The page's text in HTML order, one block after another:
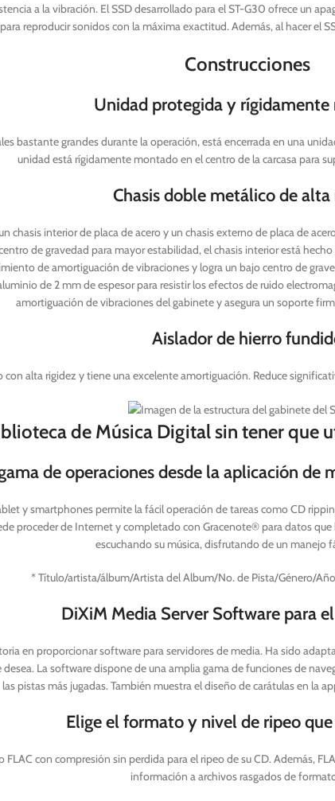
a la vibración. El SSD desarrollado para el ST-G30 ofrece un
reproducir sonidos con la máxima exactitud. Además, al hacer el
Construcciones
Unidad protegida y
bastante grandes durante la operación, está encerrada en una
unidad está rígidamente montado en el centro de la carcasa para
Chasis doble metálico de alta
chasis interior de placa de acero y un chasis externo de placa de
de gravedad para mayor estabilidad, el chasis interior está
de amortiguación de vibraciones y logra un bajo centro de
de 2 mm de espesor para resistir los efectos de ruido
amortiguación de vibraciones del gabinete y asegura un soporte
Aislador de hierro
alta rigidez y tiene una excelente amortiguación. Reduce
de Música Digital sin tener que
de operaciones desde la aplicación de
y smartphones permite la fácil operación de tareas como CD
proceder de Internet y completado con Gracenote® para datos
escuchando su música, disfrutando de un manejo
* Título/artista/álbum/Artista del Album/No. de Pista/Género/
DiXiM Media Server Software para
en proporcionar software para servidores de media. Ha sido
La software dispone de una amplia gama de funciones de
las pistas más jugadas. También muestra el diseño de carátulas en la
Elige el formato y nivel de ripeo
con compresión sin perdida para el ripeo de su CD. Además,
información a archivos rasgados de